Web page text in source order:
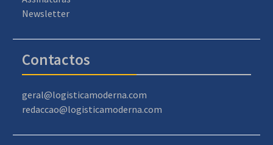
Newsletter
Contactos
geral@logisticamoderna.com
redaccao@logisticamoderna.com